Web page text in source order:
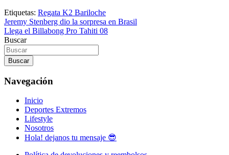
Etiquetas: Regata K2 Bariloche
Navegación
de
entradas
Jeremy Stenberg dio la sorpresa en Brasil
Llega el Billabong Pro Tahiti 08
Buscar
Buscar
Navegación
Inicio
Deportes Extremos
Lifestyle
Nosotros
Hola! dejanos tu mensaje 😎